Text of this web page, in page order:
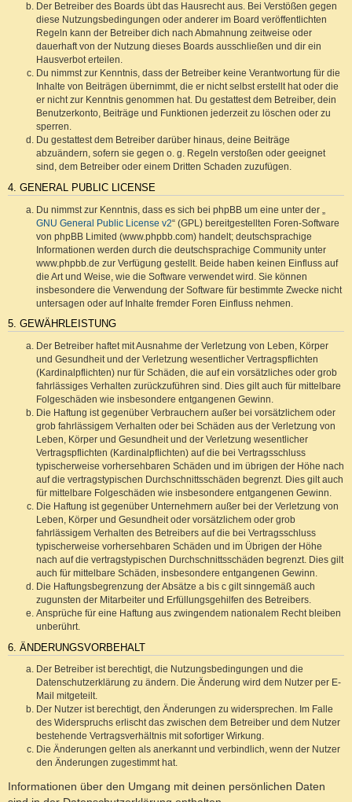
Der Betreiber des Boards übt das Hausrecht aus. Bei Verstößen gegen
diese Nutzungsbedingungen oder anderer im Board veröffentlichten
Regeln kann der Betreiber dich nach Abmahnung zeitweise oder
dauerhaft von der Nutzung dieses Boards ausschließen und dir ein
Hausverbot erteilen.
Du nimmst zur Kenntnis, dass der Betreiber keine Verantwortung für die
Inhalte von Beiträgen übernimmt, die er nicht selbst erstellt hat oder die
er nicht zur Kenntnis genommen hat. Du gestattest dem Betreiber, dein
Benutzerkonto, Beiträge und Funktionen jederzeit zu löschen oder zu
sperren.
Du gestattest dem Betreiber darüber hinaus, deine Beiträge
abzuändern, sofern sie gegen o. g. Regeln verstoßen oder geeignet
sind, dem Betreiber oder einem Dritten Schaden zuzufügen.
4. GENERAL PUBLIC LICENSE
Du nimmst zur Kenntnis, dass es sich bei phpBB um eine unter der „
GNU General Public License v2“ (GPL) bereitgestellten Foren-Software
von phpBB Limited (www.phpbb.com) handelt; deutschsprachige
Informationen werden durch die deutschsprachige Community unter
www.phpbb.de zur Verfügung gestellt. Beide haben keinen Einfluss auf
die Art und Weise, wie die Software verwendet wird. Sie können
insbesondere die Verwendung der Software für bestimmte Zwecke nicht
untersagen oder auf Inhalte fremder Foren Einfluss nehmen.
5. GEWÄHRLEISTUNG
Der Betreiber haftet mit Ausnahme der Verletzung von Leben, Körper
und Gesundheit und der Verletzung wesentlicher Vertragspflichten
(Kardinalpflichten) nur für Schäden, die auf ein vorsätzliches oder grob
fahrlässiges Verhalten zurückzuführen sind. Dies gilt auch für mittelbare
Folgeschäden wie insbesondere entgangenen Gewinn.
Die Haftung ist gegenüber Verbrauchern außer bei vorsätzlichem oder
grob fahrlässigem Verhalten oder bei Schäden aus der Verletzung von
Leben, Körper und Gesundheit und der Verletzung wesentlicher
Vertragspflichten (Kardinalpflichten) auf die bei Vertragsschluss
typischerweise vorhersehbaren Schäden und im übrigen der Höhe nach
auf die vertragstypischen Durchschnittsschäden begrenzt. Dies gilt auch
für mittelbare Folgeschäden wie insbesondere entgangenen Gewinn.
Die Haftung ist gegenüber Unternehmern außer bei der Verletzung von
Leben, Körper und Gesundheit oder vorsätzlichem oder grob
fahrlässigem Verhalten des Betreibers auf die bei Vertragsschluss
typischerweise vorhersehbaren Schäden und im Übrigen der Höhe
nach auf die vertragstypischen Durchschnittsschäden begrenzt. Dies gilt
auch für mittelbare Schäden, insbesondere entgangenen Gewinn.
Die Haftungsbegrenzung der Absätze a bis c gilt sinngemäß auch
zugunsten der Mitarbeiter und Erfüllungsgehilfen des Betreibers.
Ansprüche für eine Haftung aus zwingendem nationalem Recht bleiben
unberührt.
6. ÄNDERUNGSVORBEHALT
Der Betreiber ist berechtigt, die Nutzungsbedingungen und die
Datenschutzerklärung zu ändern. Die Änderung wird dem Nutzer per E-
Mail mitgeteilt.
Der Nutzer ist berechtigt, den Änderungen zu widersprechen. Im Falle
des Widerspruchs erlischt das zwischen dem Betreiber und dem Nutzer
bestehende Vertragsverhältnis mit sofortiger Wirkung.
Die Änderungen gelten als anerkannt und verbindlich, wenn der Nutzer
den Änderungen zugestimmt hat.
Informationen über den Umgang mit deinen persönlichen Daten